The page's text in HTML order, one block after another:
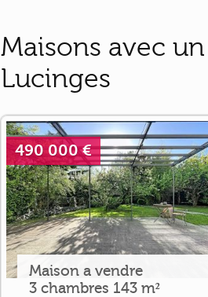
Maisons avec
Lucinges
490 000 €
Maison a vendre
3 chambres 143 m²